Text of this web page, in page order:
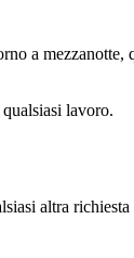
a mezzanotte,
lavoro.
altra richiesta